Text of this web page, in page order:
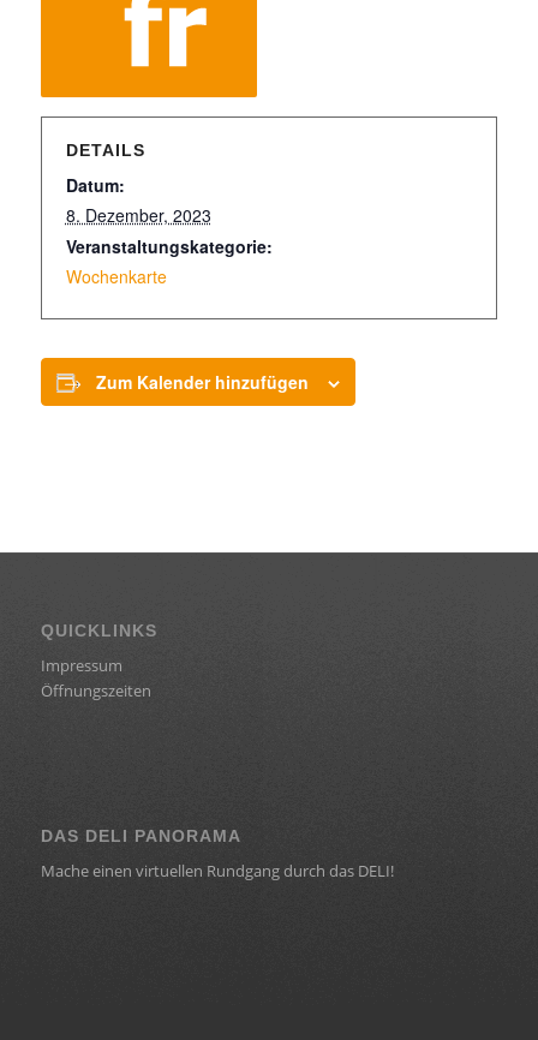
DETAILS
Datum:
8. Dezember, 2023
Veranstaltungskategorie:
Wochenkarte
Zum Kalender hinzufügen
QUICKLINKS
Impressum
Öffnungszeiten
DAS DELI PANORAMA
Mache einen virtuellen Rundgang durch das DELI!